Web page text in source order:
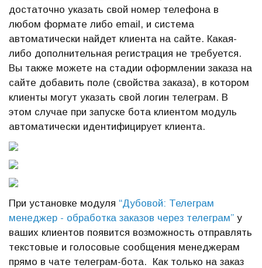
достаточно указать свой номер телефона в
любом формате либо email, и система
автоматически найдет клиента на сайте. Какая-
либо дополнительная регистрация не требуется.
Вы также можете на стадии оформлении заказа на
сайте добавить поле (свойства заказа), в котором
клиенты могут указать свой логин телеграм. В
этом случае при запуске бота клиентом модуль
автоматически идентифицирует клиента.
При установке модуля “Дубовой: Телеграм
менеджер - обработка заказов через телеграм” у
ваших клиентов появится возможность отправлять
текстовые и голосовые сообщения менеджерам
прямо в чате телеграм-бота. Как только на заказ